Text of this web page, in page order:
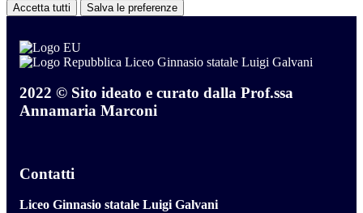
Accetta tutti Salva le preferenze
Liceo Ginnasio statale Luigi Galvani
2022 © Sito ideato e curato dalla Prof.ssa
Annamaria Marconi
Contatti
Liceo Ginnasio statale Luigi Galvani